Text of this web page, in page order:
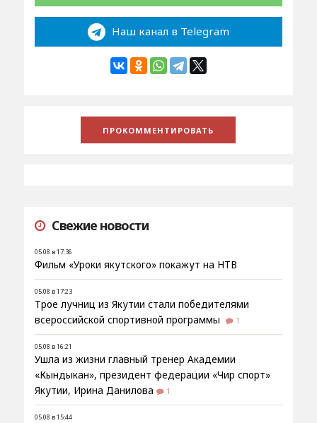
Наш канал в Telegram
Свежие новости
05.08 в 17:36
Фильм «Уроки якутского» покажут на НТВ
05.08 в 17:23
Трое лучниц из Якутии стали победителями
всероссийской спортивной программы
1
05.08 в 16:21
Ушла из жизни главный тренер Академии
«Кындыкан», президент федерации «Чир спорт»
Якутии, Ирина Данилова
1
05.08 в 15:44